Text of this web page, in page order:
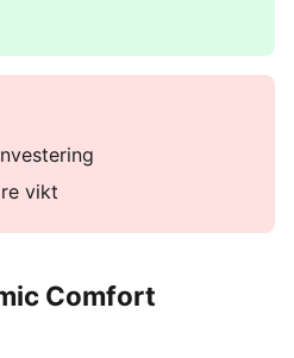
vikt
Comfort